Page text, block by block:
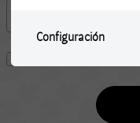
Configuración